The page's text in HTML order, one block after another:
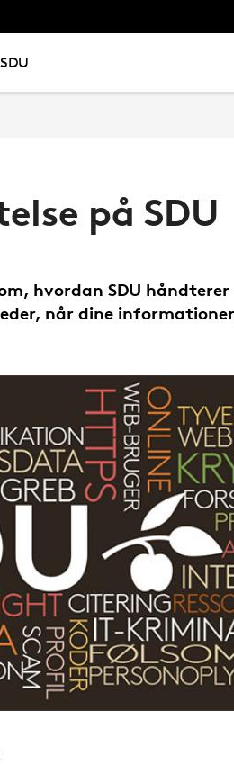
på SDU
hvordan SDU håndterer
når dine